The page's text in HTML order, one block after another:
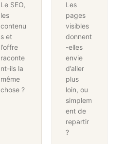
Le SEO,
les
contenu
s et
l’offre
raconte
nt-ils la
même
chose ?
Les
pages
visibles
donnent
-elles
envie
d’aller
plus
loin, ou
simplem
ent de
repartir
?